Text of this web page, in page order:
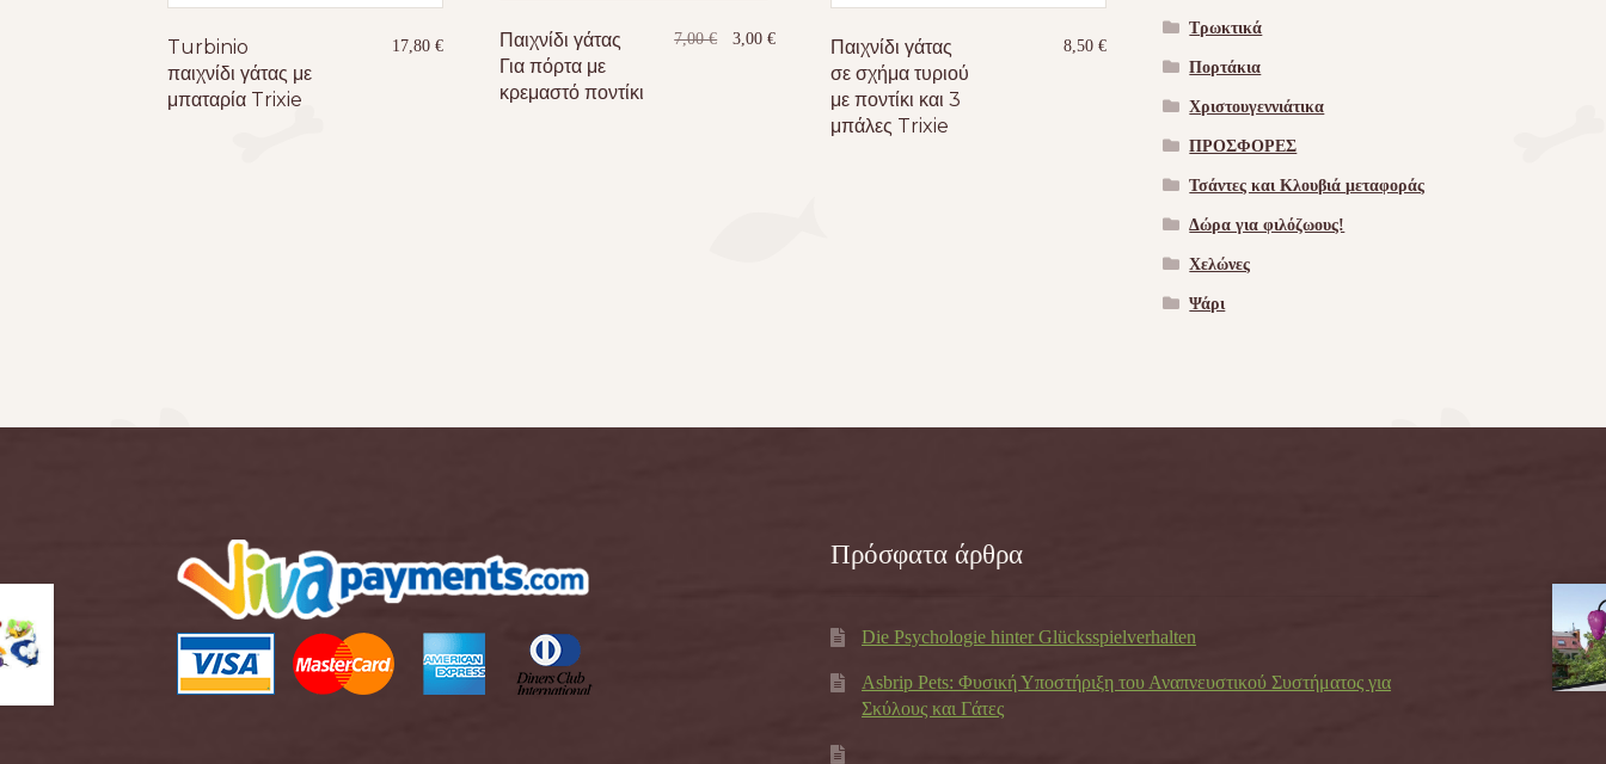
Turbinio
παιχνίδι γάτας με
μπαταρία Trixie
17,80€
Παιχνίδι γάτας
Για πόρτα με
κρεμαστό ποντίκι
7,00€
Original
3,00 €Η
Παιχνίδι γάτας
σε σχήμα τυριού
με ποντίκι και 3
μπάλες Trixie
8,50€
Τρωκτικά
Πορτάκια
Χριστουγεννιάτικα
ΠΡΟΣΦΟΡΕΣ
Τσάντες και Κλουβιά μεταφοράς
Δώρα για φιλόζωους!
Χελώνες
Ψάρι
Πρόσφατα άρθρα
Die Psychologie hinter Glücksspielverhalten
Asbrip Pets: Φυσική Υποστήριξη του Αναπνευστικού Συστήματος για
Σκύλους και Γάτες